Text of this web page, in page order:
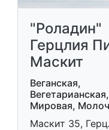
"Роладин"
Герцлия
Маскит
Веганская,
Вегетарианская,
Мировая,
Маскит 35,